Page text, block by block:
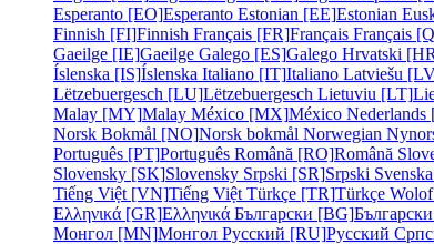
Esperanto [EO]Esperanto Estonian [EE]Estonian
Finnish [FI]Finnish Français [FR]Français Français
Gaeilge [IE]Gaeilge Galego [ES]Galego Hrvatski
Íslenska [IS]Íslenska Italiano [IT]Italiano Latviešu
Lëtzebuergesch [LU]Lëtzebuergesch Lietuviu [LT]
Malay [MY]Malay México [MX]México
Norsk Bokmål [NO]Norsk bokmål Norwegian
Português [PT]Português Română [RO]Română
Slovensky [SK]Slovensky Srpski [SR]Srpski
Tiếng Việt [VN]Tiếng Việt Türkçe [TR]Türkçe
Ελληνικά [GR]Ελληνικά Български [BG]Български
Монгол [MN]Монгол Русский [RU]Русский